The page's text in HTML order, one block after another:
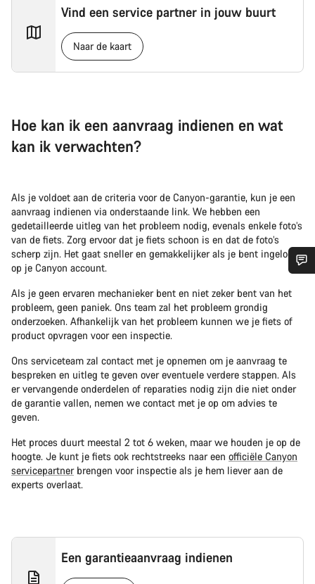
Vind een service partner in jouw buurt
Naar de kaart
Hoe kan ik een aanvraag indienen en wat
kan ik verwachten?
Als je voldoet aan de criteria voor de Canyon-garantie, kun je een
aanvraag indienen via onderstaande link. We hebben een
gedetailleerde uitleg van het probleem nodig, evenals enkele foto’s
van de fiets. Zorg ervoor dat je fiets schoon is en dat de foto’s
scherp zijn. Het gaat sneller en gemakkelijker als je bent ingelogd
op je Canyon account.
Als je geen ervaren mechanieker bent en niet zeker bent van het
probleem, geen paniek. Ons team zal het probleem grondig
onderzoeken. Afhankelijk van het probleem kunnen we je fiets of
product opvragen voor een inspectie.
Ons serviceteam zal contact met je opnemen om je aanvraag te
bespreken en uitleg te geven over eventuele verdere stappen. Als
er vervangende onderdelen of reparaties nodig zijn die niet onder
de garantie vallen, nemen we contact met je op om advies te
geven.
Het proces duurt meestal 2 tot 6 weken, maar we houden je op de
hoogte. Je kunt je fiets ook rechtstreeks naar een officiële Canyon
servicepartnerbrengen voor inspectie als je hem liever aan de
experts overlaat.
Een garantieaanvraag indienen
Heb je hulp nodig?
Onze deskundige medewerkers helpen je graag bij al je
vragen.
Start Chat